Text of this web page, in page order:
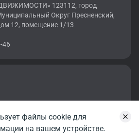
123112, город
Округ Пресненский,
12, помещение 1/13
46
защищены.
файлы cookie для
на вашем устройстве.